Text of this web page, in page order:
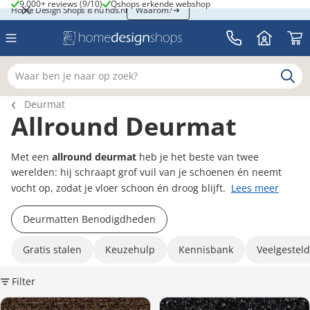
Home Design Shops is nu hds.nl
Home Design Shops is nu hds.nl Waarom?
9.000+ reviews (9/10)
9.000+ reviews (9/10) Qshops erkende webshop
Qshops erkende webshop
Waar ben je naar op zoek?
Breadcrumb navigatie
Deurmat
Allround Deurmat
Met een allround deurmat heb je het beste van twee
werelden: hij schraapt grof vuil van je schoenen én neemt
vocht op, zodat je vloer schoon én droog blijft. Lees meer
Deurmatten Benodigdheden
Gratis stalen Keuzehulp Kennisbank
Filter
Forbo Coral Classic 4726 Auburn – Droog- en schoonloopmat
Ambiant Parterre 0246 Carbon